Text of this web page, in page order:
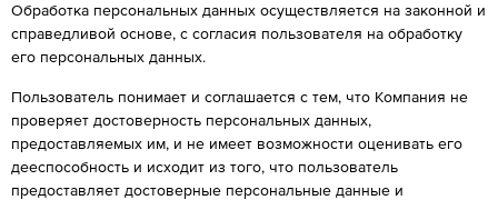
Обработка персональных данных осуществляется на законной и
справедливой основе, с согласия пользователя на обработку
его персональных данных.
Пользователь понимает и соглашается с тем, что Компания не
проверяет достоверность персональных данных,
предоставляемых им, и не имеет возможности оценивать его
дееспособность и исходит из того, что пользователь
предоставляет достоверные персональные данные и